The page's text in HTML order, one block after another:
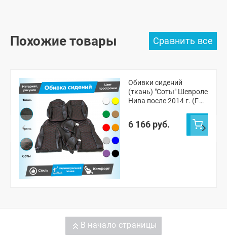
Похожие товары
Обивки сидений
(ткань) "Соты" Шевроле
Нива после 2014 г. (Г-
подголовники)
6 166 руб.
В начало страницы